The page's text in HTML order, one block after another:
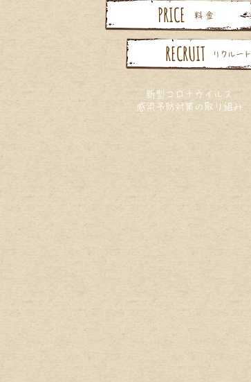
料 金
PRICE
リクルート
RECRUIT
新型コロナウイルス
感染予防対策の取り組み